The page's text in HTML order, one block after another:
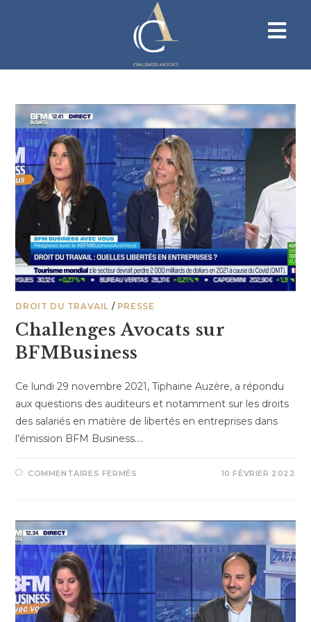
DROIT DU TRAVAIL / PRESSE
Challenges Avocats sur
BFMBusiness
Ce lundi 29 novembre 2021, Tiphaine Auzère, a répondu
aux questions des auditeurs et notamment sur les droits
des salariés en matière de libertés en entreprises dans
l'émission BFM Business.…
COMMENTAIRES FERMÉS 10 FÉVRIER 2022